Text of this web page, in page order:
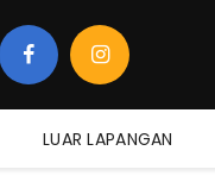
LUAR LAPANGAN